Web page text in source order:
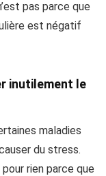
pas parce que
est négatif
inutilement le
maladies
du stress.
rien parce que